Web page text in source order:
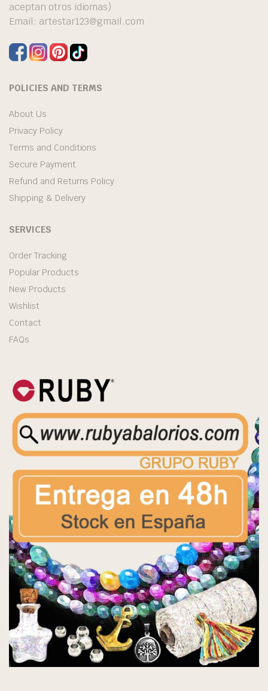
aceptan otros idiomas)
Email: artestar123@gmail.com
POLICIES AND TERMS
About Us
Privacy Policy
Terms and Conditions
Secure Payment
Refund and Returns Policy
Shipping & Delivery
SERVICES
Order Tracking
Popular Products
New Products
Wishlist
Contact
FAQs